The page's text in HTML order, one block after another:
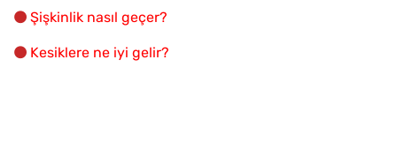
Şişkinlik nasıl geçer?
Kesiklere ne iyi gelir?